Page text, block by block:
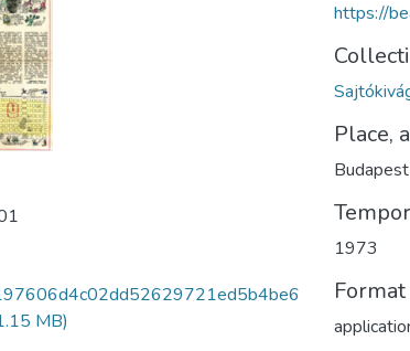
MB)
https://
Place,
Budapest
1973
Format